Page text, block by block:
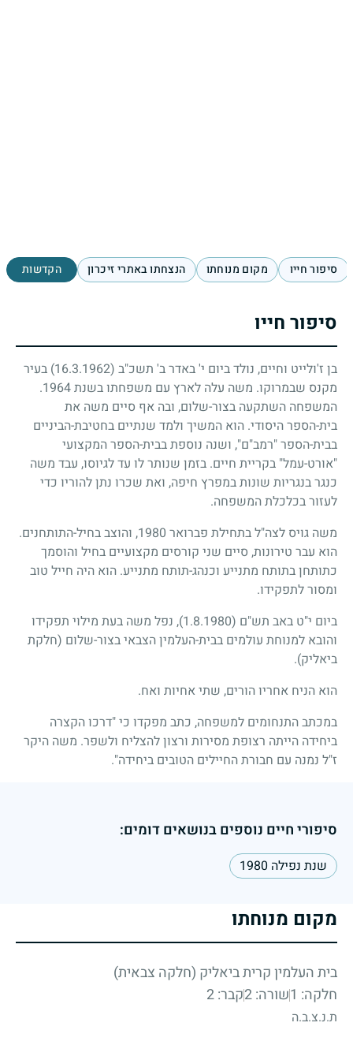
סיפור חייו מקום מנוחתו הנצחתו באתרי זיכרון הקדשות
סיפור חייו
בן ז'ולייט וחיים, נולד ביום י' באדר ב' תשכ"ב (16.3.1962)
בעיר
מקנס שבמרוקו. משה עלה לארץ עם משפחתו בשנת1964
.
המשפחה השתקעה בצור-שלום, ובה אף סיים משה את
בית-הספר היסודי. הוא המשיך ולמד שנתיים בחטיבת-הביניים
בבית-הספר "רמב"ם", ושנה נוספת בבית-הספר המקצועי
"אורט-עמל" בקריית חיים. בזמן שנותר לו עד לגיוסו, עבד משה
כנגר בנגריות שונות במפרץ חיפה, ואת שכרו נתן להוריו כדי
לעזור בכלכלת המשפחה.
משה גויס לצה"ל בתחילת פברואר 1980, והוצב בחיל-התותחנים.
הוא עבר טירונות, סיים שני קורסים מקצועיים בחיל והוסמך
כתותחן בתותח מתנייע וכנהג-תותח מתנייע. הוא היה חייל טוב
ומסור לתפקידו.
ביום י"ט באב תש"ם (1.8.1980)
, נפל משה בעת מילוי תפקידו
והובא למנוחת עולמים בבית-העלמין הצבאי בצור-שלום (חלקת
ביאליק).
הוא הניח אחריו הורים, שתי אחיות ואח.
במכתב התנחומים למשפחה, כתב מפקדו כי "דרכו הקצרה
ביחידה הייתה רצופת מסירות ורצון להצליח ולשפר. משה היקר
ז"ל נמנה עם חבורת החיילים הטובים ביחידה".
סיפורי חיים נוספים בנושאים דומים:
שנת נפילה 1980
מקום מנוחתו
בית העלמין קרית ביאליק (חלקה צבאית)
חלקה: 1
שורה: 2 קבר: 2
ת.נ.צ.ב.ה